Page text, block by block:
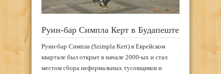
Руин-бар Симпла Керт в Будапеште
Руин-бар Симпла (Szimpla Kert) в Еврейском
квартале был открыт в начале 2000-ых и стал
местом сбора неформальных тусовщиков и